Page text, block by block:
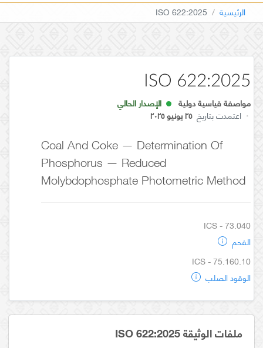
الرئيسية ISO 622:2025
ISO 622:2025
مواصفة قياسية دولية
الإصدار الحالي
· اعتمدت بتاريخ ٢٥ يونيو ٢٠٢٥
Coal And Coke — Determination Of
Phosphorus — Reduced
Molybdophosphate Photometric Method
ICS - 73.040
الفحم
ICS - 75.160.10
الوقود الصلب
ملفات الوثيقة ISO 622:2025